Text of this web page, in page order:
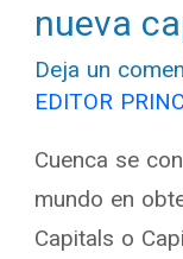
nueva
Deja un
EDITOR
Cuenca se
mundo en
Capitals o